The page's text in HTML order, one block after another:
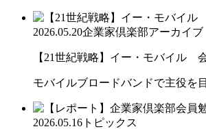
2026.05.20企業家倶楽部アーカイブ
【21世紀戦略】イー・モバイル
モバイルブロードバンドで主役を
2026.05.16 トピックス